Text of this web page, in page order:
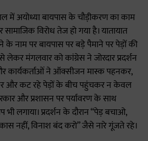
में अयोध्या बायपास के चौड़ीकरण का काम
विरोध तेज हो गया है। यातायात
के नाम पर बायपास पर बड़े पैमाने पर पेड़ों की
लेकर मंगलवार को कांग्रेस ने जोरदार प्रदर्शन
कार्यकर्ताओं ने ऑक्सीजन मास्क पहनकर,
और कट रहे पेड़ों के बीच पहुंचकर न केवल
और प्रशासन पर पर्यावरण के साथ
लगाया। प्रदर्शन के दौरान “पेड़ बचाओ,
नहीं, विनाश बंद करो” जैसे नारे गूंजते रहे।